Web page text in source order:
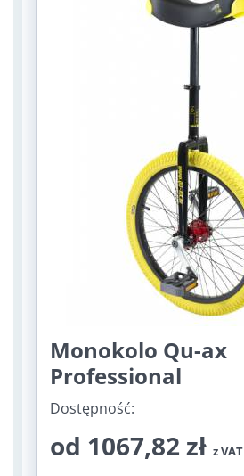
Monokolo Qu-ax
Professional
Dostępność:
od 1067,82 zł z VAT